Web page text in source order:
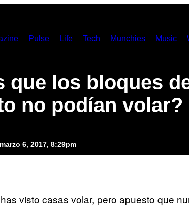
Pulse Life Tech Munchies Music
que los bloques
no podían volar?
marzo 6, 2017, 8:29pm
visto casas volar, pero apuesto que